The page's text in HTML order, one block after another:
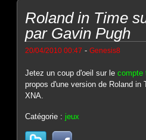
Roland in Time
par Gavin Pugh
20/04/2010 00:47 -Genesis8
Jetez un coup d'oeil sur lecompte
propos d'une version de Roland in
XNA.
Catégorie :jeux